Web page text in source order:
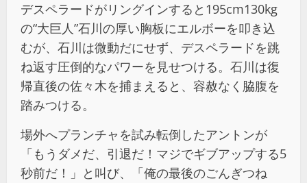
デスペラードがリングインすると195cm130kg
の“大巨人”石川の厚い胸板にエルボーを叩き込
むが、石川は微動だにせず、デスペラードを跳
ね返す圧倒的なパワーを見せつける。石川は復
帰直後の佐々木を捕まえると、容赦なく脇腹を
踏みつける。
場外へプランチャを試み転倒したアントンが
「もうダメだ、引退だ！マジでギブアップする5
秒前だ！」と叫び、「俺の最後のごんぎつね